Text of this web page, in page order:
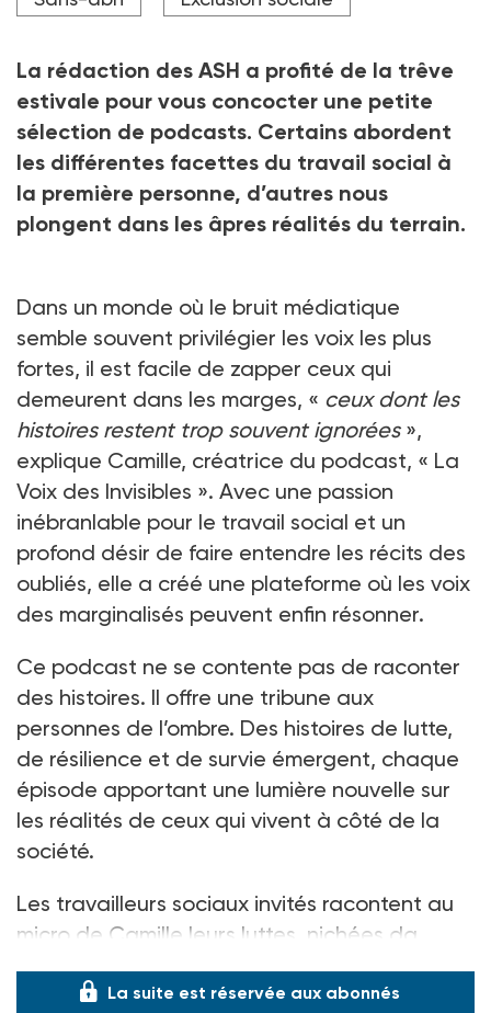
La rédaction des ASH a profité de la trêve
estivale pour vous concocter une petite
sélection de podcasts. Certains abordent
les différentes facettes du travail social à
la première personne, d’autres nous
plongent dans les âpres réalités du terrain.
Dans un monde où le bruit médiatique
semble souvent privilégier les voix les plus
fortes, il est facile de zapper ceux qui
demeurent dans les marges, « ceux dont les
histoires restent trop souvent ignorées»,
explique Camille, créatrice du podcast, « La
Voix des Invisibles ». Avec une passion
inébranlable pour le travail social et un
profond désir de faire entendre les récits des
oubliés, elle a créé une plateforme où les voix
des marginalisés peuvent enfin résonner.
Ce podcast ne se contente pas de raconter
des histoires. Il offre une tribune aux
personnes de l’ombre. Des histoires de lutte,
de résilience et de survie émergent, chaque
épisode apportant une lumière nouvelle sur
les réalités de ceux qui vivent à côté de la
société.
Les travailleurs sociaux invités racontent au
micro de Camille leurs luttes, nichées da
La suite est réservée aux abonnés